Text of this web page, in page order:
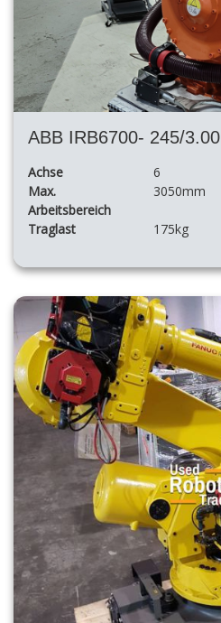
ABB IRB6700- 245/3.00
Achse
6
Max.
Arbeitsbereich
3050mm
Traglast 175kg